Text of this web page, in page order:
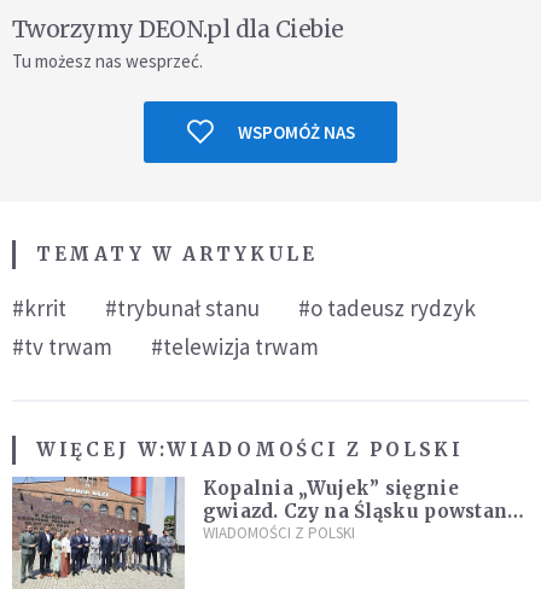
Tworzymy DEON.pl dla Ciebie
Tu możesz nas wesprzeć.
WSPOMÓŻ NAS
TEMATY W ARTYKULE
#krrit #trybunał stanu
#o tadeusz rydzyk
#tv trwam
#telewizja trwam
WIĘCEJ W:WIADOMOŚCI Z POLSKI
Kopalnia „Wujek” sięgnie
gwiazd. Czy na Śląsku powstanie
„Dolina Krzemowa”?
WIADOMOŚCI Z POLSKI